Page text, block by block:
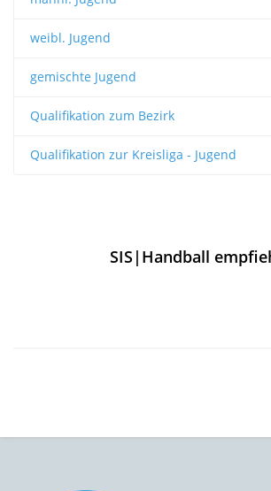
weibl. Jugend
gemischte Jugend
Qualifikation zum Bezirk
Qualifikation zur Kreisliga - Jugend
SIS|Handball